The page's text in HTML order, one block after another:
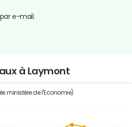
e-mail.
à Laymont
ministère de l'Economie)